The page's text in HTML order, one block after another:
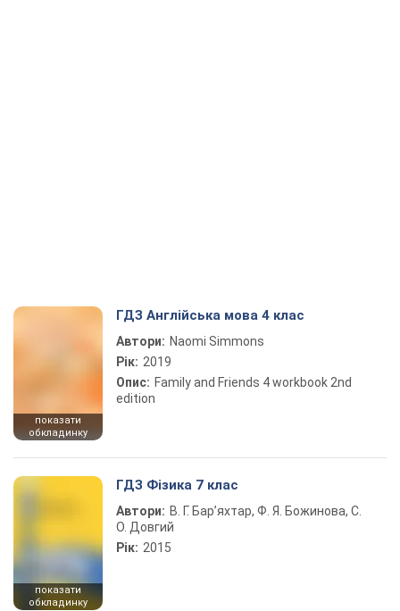
показати
обкладинку
ГДЗ Англійська мова 4 клас
Автори: Naomi Simmons
Рік: 2019
Опис: Family and Friends 4 workbook 2nd
edition
показати
обкладинку
ГДЗ Фізика 7 клас
Автори: В. Г. Бар’яхтар, Ф. Я. Божинова, С.
О. Довгий
Рік: 2015